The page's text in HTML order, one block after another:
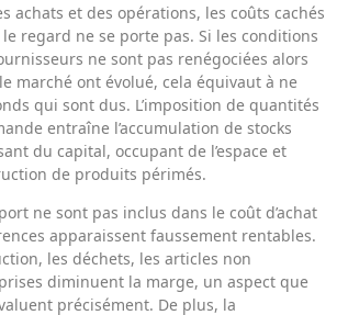
achats et des opérations, les coûts cachés
regard ne se porte pas. Si les conditions
ne sont pas renégociées alors
marché ont évolué, cela équivaut à ne
qui sont dus. L’imposition de quantités
entraîne l’accumulation de stocks
du capital, occupant de l’espace et
de produits périmés.
ne sont pas inclus dans le coût d’achat
apparaissent faussement rentables.
les déchets, les articles non
diminuent la marge, un aspect que
précisément. De plus, la